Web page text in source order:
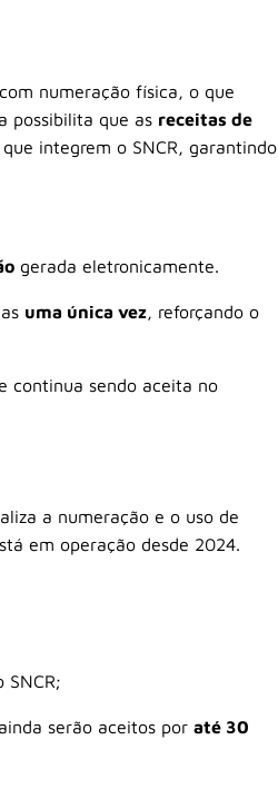
numeração física, o que
possibilita que as receitas de
integrem o SNCR, garantindo
gerada eletronicamente.
uma única vez, reforçando o
continua sendo aceita no
a numeração e o uso de
em operação desde 2024.
serão aceitos por até 30